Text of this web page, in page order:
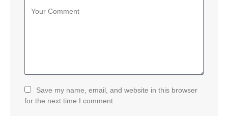
Save my name, email, and website in this browser
for the next time I comment.